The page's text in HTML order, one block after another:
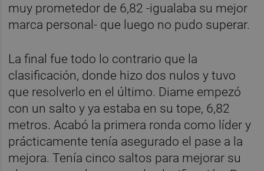
muy prometedor de 6,82 -igualaba su mejor
marca personal- que luego no pudo superar.
La final fue todo lo contrario que la
clasificación, donde hizo dos nulos y tuvo
que resolverlo en el último. Diame empezó
con un salto y ya estaba en su tope, 6,82
metros. Acabó la primera ronda como líder y
prácticamente tenía asegurado el pase a la
mejora. Tenía cinco saltos para mejorar su